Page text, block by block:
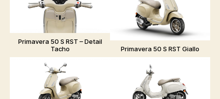
Primavera 50 S RST – Detail
Tacho
Primavera 50 S RST Giallo